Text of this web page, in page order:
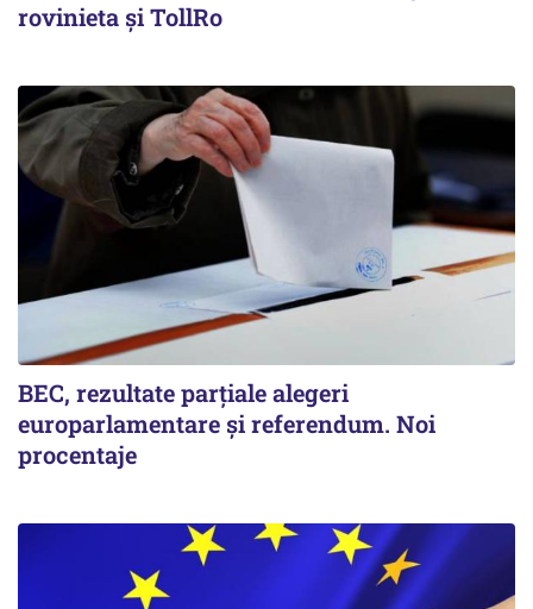
rovinieta și TollRo
BEC, rezultate parțiale alegeri
europarlamentare și referendum. Noi
procentaje